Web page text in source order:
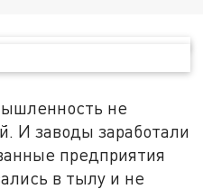
не
И заводы заработали
предприятия
в тылу и не